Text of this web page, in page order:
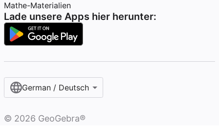
Mathe-Materialien
Lade unsere Apps hier herunter:
German / Deutsch
© 2026 GeoGebra®